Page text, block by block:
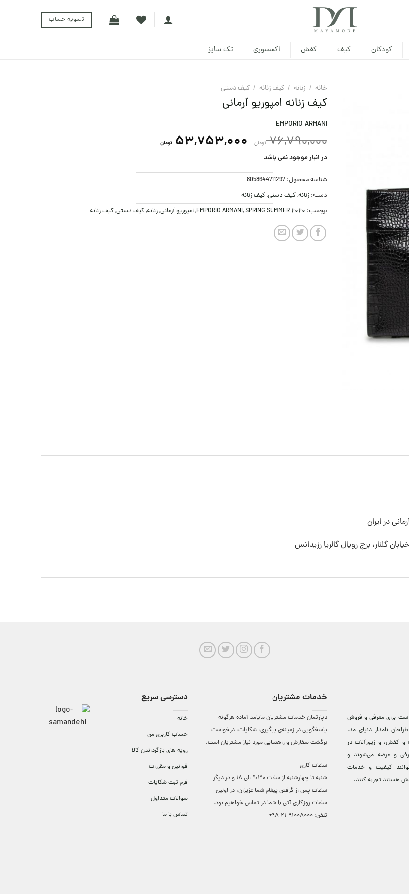
تسویه حساب
کودکان کیف کفش اکسسوری تک سایز
خانه / زنانه / کیف زنانه / کيف دستی
کیف زنانه امپوریو آرمانی
EMPORIO ARMANI
76,790,000 تومان 53,753,000 تومان
در انبار موجود نمی باشد
شناسه محصول: 8058644711297
دسته: زنانه,کيف دستی,کیف زنانه
برچسب:
EMPORIO ARMANI,SPRING SUMMER 2020
,امپوریو آرمانی,زنانه,کيف دستی,کیف زنانه
در ایران
گلنار، برج رویال گالریا رزیدانس
است برای معرفی و فروش
نامدار دنيای مد.
و کفش، و زيورآلات در
و عرضه می‌شوند و
کيفيت و خدمات
هستند تجربه کنند.
خدمات مشتریان
دپارتمان خدمات مشتریان مایامد آماده هرگونه
پاسخگویی در زمینه‌ی پیگیری، شکایات، درخواست
برگشت سفارش و راهنمایی مورد نیاز مشتریان است.
ساعات کاری
شنبه تا چهارشنبه از ساعت 9:30 الی 18 و در دیگر
ساعات ‌پس از گرفتن پیغام شما عزیزان، در اولین
ساعات روزکاری آتی با شما در تماس خواهیم بود.
تلفن: 91008000-21-98+
دسترسی سریع
خانه
حساب کاربری من
رویه های بازگرداندن کالا
قوانین و مقررات
فرم ثبت شکایات
سوالات متداول
تماس با ما